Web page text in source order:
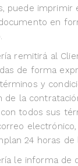
puede imprimir
en
remitirá al
de forma
y
de la
todos sus
24 horas de
le informa de